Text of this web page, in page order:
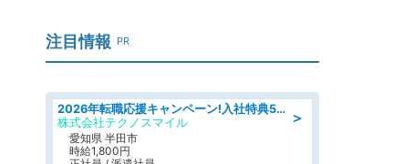
注目情報 PR
＞
2026年転職応援キャンペーン!入社特典58万円/デンソーで働こう!自動車工場で小型部品の検査業務 denso aichi
株式会社テクノスマイル
愛知県 半田市
時給1,800円